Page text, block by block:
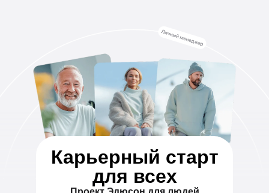
Карьерный старт
для всех